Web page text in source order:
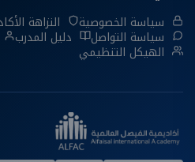
سياسة الخصوصية النزاهة
سياسة التواصل دليل المدرب
الهيكل التنظيمي